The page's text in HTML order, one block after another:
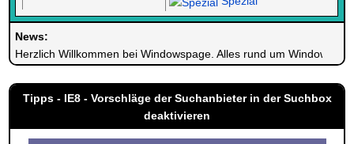
News:
Herzlich Willkommen bei Windowspage. Alles rund um Windows.
Tipps - IE8 - Vorschläge der Suchanbieter in der Suchbox
deaktivieren